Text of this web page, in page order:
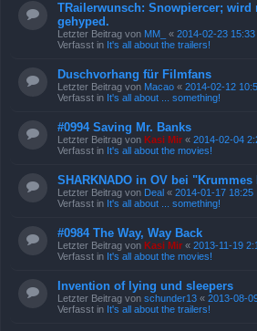
TRailerwunsch: Snowpiercer; wird
gehyped.
Letzter Beitrag von MM_ « 2014-02-23 15:33
Verfasst in It's all about the trailers!
Duschvorhang für Filmfans
Letzter Beitrag von Macao « 2014-02-12
Verfasst in It's all about ... something!
#0994 Saving Mr. Banks
Letzter Beitrag von Kasi Mir « 2014-02-04
Verfasst in It's all about the movies!
SHARKNADO in OV bei
Letzter Beitrag von Deal « 2014-01-17 18:25
Verfasst in It's all about ... something!
#0984 The Way, Way Back
Letzter Beitrag von Kasi Mir « 2013-11-19
Verfasst in It's all about the movies!
Invention of lying und sleepers
Letzter Beitrag von schunder13 « 2013-08-
Verfasst in It's all about the trailers!